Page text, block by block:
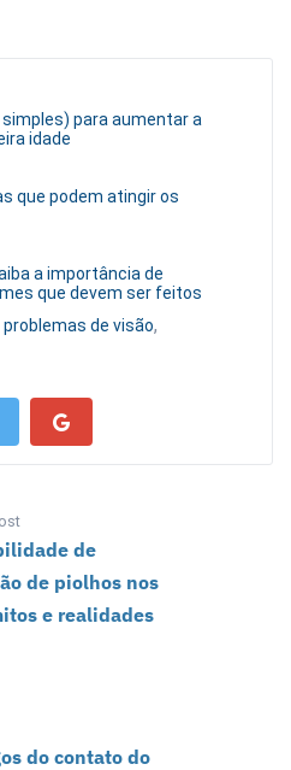
para aumentar a
idade
que podem atingir os
a importância de
que devem ser feitos
de visão,
de
de piolhos nos
e realidades
do contato do